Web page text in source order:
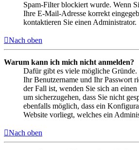
Spam-Filter blockiert wurde. Wenn
Ihre E-Mail-Adresse korrekt
kontaktieren Sie einen Administrator.
Nach oben
Warum kann ich mich nicht anmelden?
Dafür gibt es viele mögliche Gründe.
Ihr Benutzername und Ihr Passwort
der Fall ist, wenden Sie sich an
um sicherzugehen, dass Sie nicht
ebenfalls möglich, dass ein
Website vorliegt, welches ein
Nach oben